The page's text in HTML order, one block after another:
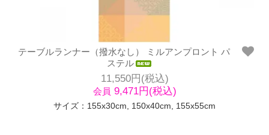
テーブルランナー（撥水なし） ミルアンプロント パ
ステル
11,550円(税込)
会員 9,471円(税込)
サイズ：155x30cm, 150x40cm, 155x55cm